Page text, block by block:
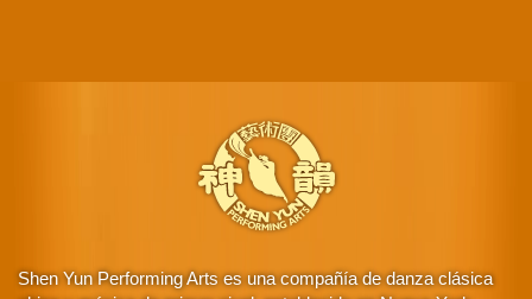
Shen Yun Performing Arts es una compañía de danza clásica